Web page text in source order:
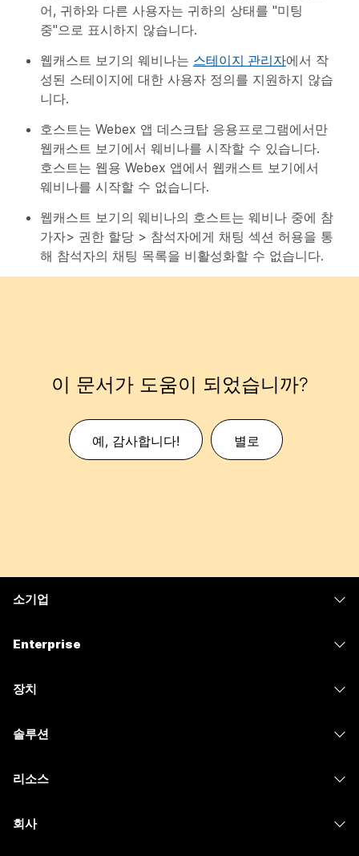
어, 귀하와 다른 사용자는 귀하의 상태를 "미팅
중"으로 표시하지 않습니다.
웹캐스트 보기의 웨비나는 스테이지 관리자에서 작
성된 스테이지에 대한 사용자 정의를 지원하지 않습
니다.
호스트는 Webex 앱 데스크탑 응용프로그램에서만
웹캐스트 보기에서 웨비나를 시작할 수 있습니다.
호스트는 웹용 Webex 앱에서 웹캐스트 보기에서
웨비나를 시작할 수 없습니다.
웹캐스트 보기의 웨비나의 호스트는 웨비나 중에 참
가자> 권한 할당 > 참석자에게 채팅 섹션 허용을 통
해 참석자의 채팅 목록을 비활성화할 수 없습니다.
이 문서가 도움이 되었습니까?
예, 감사합니다! 별로
소기업
Enterprise
장치
솔루션
리소스
회사